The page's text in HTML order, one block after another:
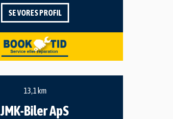
SE VORES PROFIL
13,1 km
JMK-Biler ApS